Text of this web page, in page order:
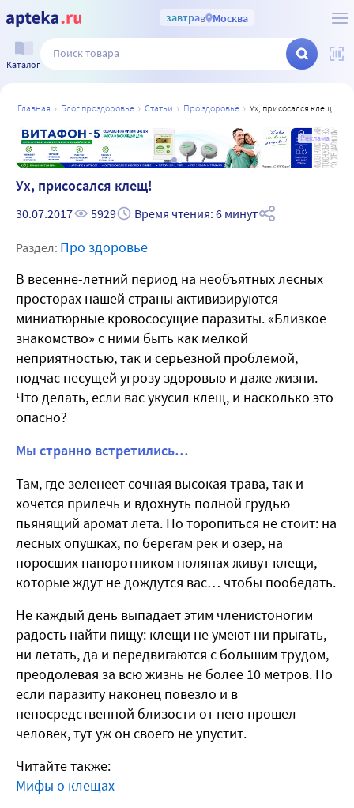
завтрав Москва
Каталог
главная блог проздоровье статьи про здоровье ух, присосался клещ!
Реклама
Ух, присосался клещ!
30.07.2017 5929 Время чтения: 6 минут
Раздел: Про здоровье
В весенне-летний период на необъятных лесных
просторах нашей страны активизируются
миниатюрные кровососущие паразиты. «Близкое
знакомство» с ними быть как мелкой
неприятностью, так и серьезной проблемой,
подчас несущей угрозу здоровью и даже жизни.
Что делать, если вас укусил клещ, и насколько это
опасно?
Мы странно встретились…
Там, где зеленеет сочная высокая трава, так и
хочется прилечь и вдохнуть полной грудью
пьянящий аромат лета. Но торопиться не стоит: на
лесных опушках, по берегам рек и озер, на
поросших папоротником полянах живут клещи,
которые ждут не дождутся вас… чтобы пообедать.
Не каждый день выпадает этим членистоногим
радость найти пищу: клещи не умеют ни прыгать,
ни летать, да и передвигаются с большим трудом,
преодолевая за всю жизнь не более 10 метров. Но
если паразиту наконец повезло и в
непосредственной близости от него прошел
человек, тут уж он своего не упустит.
Читайте также:
Мифы о клещах